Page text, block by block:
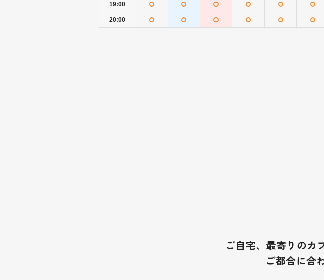
19:00
20:00
ご自宅、最寄りのカ
ご都合に合